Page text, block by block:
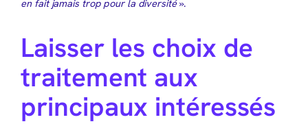
en fait jamais trop pour la diversité».
Laisser les choix de
traitement aux
principaux intéressés